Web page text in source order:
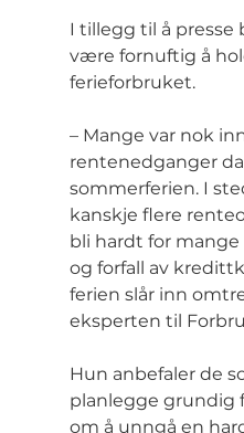
I tillegg til å
være fornuftig å
ferieforbruket.
– Mange var nok
rentenedganger
sommerferien. I
kanskje flere
bli hardt for
og forfall av
ferien slår inn
eksperten til
Hun anbefaler de
planlegge grundig
om å unngå en